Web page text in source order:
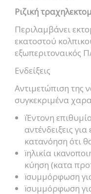
Ριζική
Περιλαμβάνει
εκατοστού
εξωπεριτοναικός
Ενδείξεις
Αντιμετώπιση της
συγκεκριμένα
ïΈντονη
αντένδειξεις
κατανόηση ότι
ïηλικία
κύηση (κατα
ïσυμμόρφωση
ïσυμμόρφωση